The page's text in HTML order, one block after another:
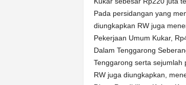
Pada persidangan yang
diungkapkan RW juga
Pekerjaan Umum Kukar,
Dalam Tenggarong
Tenggarong serta sejumlah
RW juga diungkapkan,